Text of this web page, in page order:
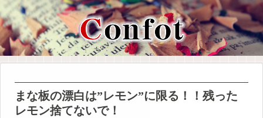
まな板の漂白は”レモン”に限る！！残った
レモン捨てないで！